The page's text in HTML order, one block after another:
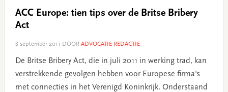
ACC Europe: tien tips over de Britse Bribery
Act
8 september 2011 DOOR ADVOCATIE REDACTIE
De Britse Bribery Act, die in juli 2011 in werking trad, kan
verstrekkende gevolgen hebben voor Europese firma's
met connecties in het Verenigd Koninkrijk. Onderstaand